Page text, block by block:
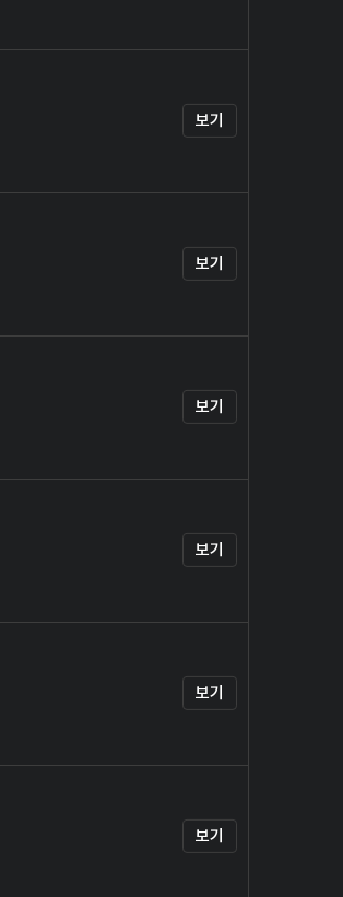
보기
보기
보기
보기
보기
보기